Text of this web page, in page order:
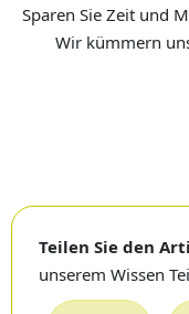
Sparen Sie Zeit und
Wir kümmern
Teilen Sie den
unserem Wissen